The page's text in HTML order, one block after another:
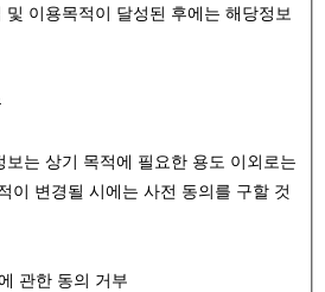
이용목적이 달성된 후에는 해당정보
는 상기 목적에 필요한 용도 이외로는
이 변경될 시에는 사전 동의를 구할 것
관한 동의 거부